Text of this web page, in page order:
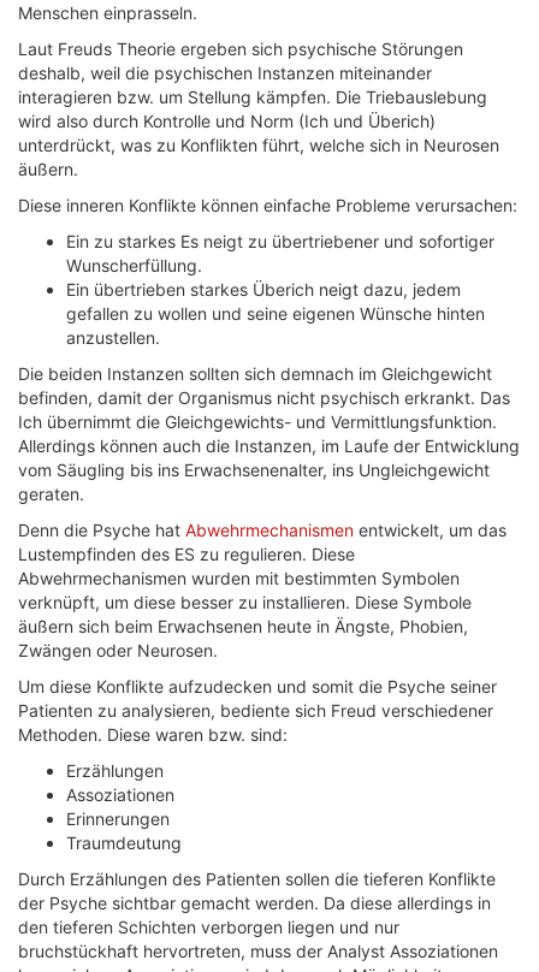
Menschen einprasseln.
Laut Freuds Theorie ergeben sich psychische Störungen
deshalb, weil die psychischen Instanzen miteinander
interagieren bzw. um Stellung kämpfen. Die Triebauslebung
wird also durch Kontrolle und Norm (Ich und Überich)
unterdrückt, was zu Konflikten führt, welche sich in Neurosen
äußern.
Diese inneren Konflikte können einfache Probleme verursachen:
Ein zu starkes Es neigt zu übertriebener und sofortiger
Wunscherfüllung.
Ein übertrieben starkes Überich neigt dazu, jedem
gefallen zu wollen und seine eigenen Wünsche hinten
anzustellen.
Die beiden Instanzen sollten sich demnach im Gleichgewicht
befinden, damit der Organismus nicht psychisch erkrankt. Das
Ich übernimmt die Gleichgewichts- und Vermittlungsfunktion.
Allerdings können auch die Instanzen, im Laufe der Entwicklung
vom Säugling bis ins Erwachsenenalter, ins Ungleichgewicht
geraten.
Denn die Psyche hat Abwehrmechanismen entwickelt, um das
Lustempfinden des ES zu regulieren. Diese
Abwehrmechanismen wurden mit bestimmten Symbolen
verknüpft, um diese besser zu installieren. Diese Symbole
äußern sich beim Erwachsenen heute in Ängste, Phobien,
Zwängen oder Neurosen.
Um diese Konflikte aufzudecken und somit die Psyche seiner
Patienten zu analysieren, bediente sich Freud verschiedener
Methoden. Diese waren bzw. sind:
Erzählungen
Assoziationen
Erinnerungen
Traumdeutung
Durch Erzählungen des Patienten sollen die tieferen Konflikte
der Psyche sichtbar gemacht werden. Da diese allerdings in
den tieferen Schichten verborgen liegen und nur
bruchstückhaft hervortreten, muss der Analyst Assoziationen